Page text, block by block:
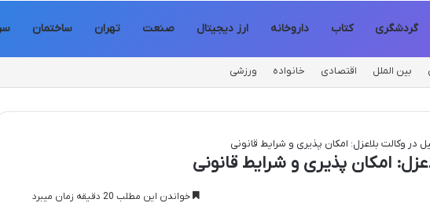
گردشگری کتاب داروخانه ارز دیجیتال صنعت تهران ساختمان
بین الملل اقتصادی خانواده ورزشی
در وکالت بلاعزل: امکان پذیری و شرایط قانونی
امکان پذیری و شرایط قانونی
خواندن این مطلب 20 دقیقه زمان میبرد